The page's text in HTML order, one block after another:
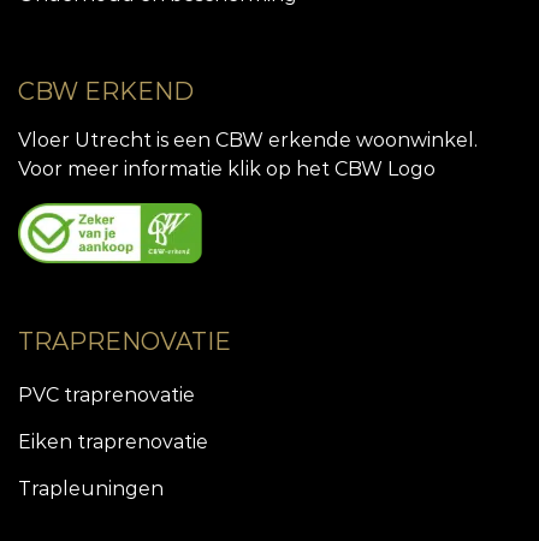
CBW ERKEND
Vloer Utrecht is een CBW erkende woonwinkel.
Voor meer informatie klik op het CBW Logo
TRAPRENOVATIE
PVC traprenovatie
Eiken traprenovatie
Trapleuningen